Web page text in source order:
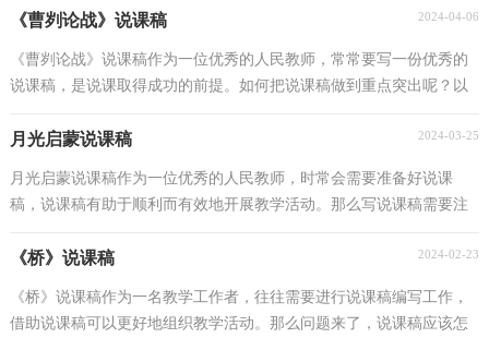
《曹刿论战》说课稿 2024-04-06
《曹刿论战》说课稿作为一位优秀的人民教师，常常要写一份优秀的
说课稿，是说课取得成功的前提。如何把说课稿做到重点突出呢？以
月光启蒙说课稿 2024-03-25
月光启蒙说课稿作为一位优秀的人民教师，时常会需要准备好说课
稿，说课稿有助于顺利而有效地开展教学活动。那么写说课稿需要注
《桥》说课稿 2024-02-23
《桥》说课稿作为一名教学工作者，往往需要进行说课稿编写工作，
借助说课稿可以更好地组织教学活动。那么问题来了，说课稿应该怎